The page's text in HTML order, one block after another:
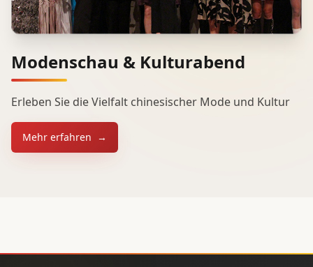
Modenschau & Kulturabend
Erleben Sie die Vielfalt chinesischer Mode und Kultur
Mehr erfahren →